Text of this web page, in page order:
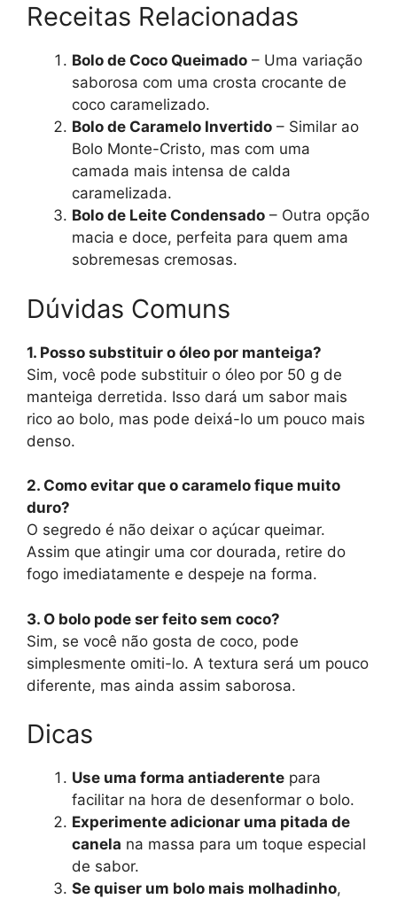
Receitas Relacionadas
Bolo de Coco Queimado – Uma variação
saborosa com uma crosta crocante de
coco caramelizado.
Bolo de Caramelo Invertido – Similar ao
Bolo Monte-Cristo, mas com uma
camada mais intensa de calda
caramelizada.
Bolo de Leite Condensado – Outra opção
macia e doce, perfeita para quem ama
sobremesas cremosas.
Dúvidas Comuns
1. Posso substituir o óleo por manteiga?
Sim, você pode substituir o óleo por 50 g de
manteiga derretida. Isso dará um sabor mais
rico ao bolo, mas pode deixá-lo um pouco mais
denso.
2. Como evitar que o caramelo fique muito
duro?
O segredo é não deixar o açúcar queimar.
Assim que atingir uma cor dourada, retire do
fogo imediatamente e despeje na forma.
3. O bolo pode ser feito sem coco?
Sim, se você não gosta de coco, pode
simplesmente omiti-lo. A textura será um pouco
diferente, mas ainda assim saborosa.
Dicas
Use uma forma antiaderente para
facilitar na hora de desenformar o bolo.
Experimente adicionar uma pitada de
canela na massa para um toque especial
de sabor.
Se quiser um bolo mais molhadinho,